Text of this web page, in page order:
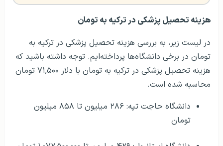
هزینه تحصیل پزشکی در ترکیه به تومان
در لیست زیر، به بررسی هزینه تحصیل پزشکی در ترکیه به
تومان در برخی دانشگاه‌ها پرداخته‌ایم. توجه داشته باشید که
هزینه تحصیل پزشکی در ترکیه به تومان با دلار ۷۱,۵۰۰ تومان
محاسبه شده است.
دانشگاه حاجت تپه: ۲۸۶ میلیون تا ۸۵۸ میلیون
تومان